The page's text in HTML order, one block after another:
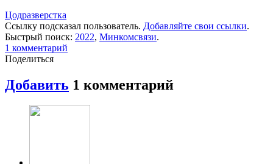
Цодразверстка
Ссылку подсказал пользователь. Добавляйте свои ссылки.
Быстрый поиск: 2022, Минкомсвязи.
1 комментарий
Поделиться
Добавить 1 комментарий